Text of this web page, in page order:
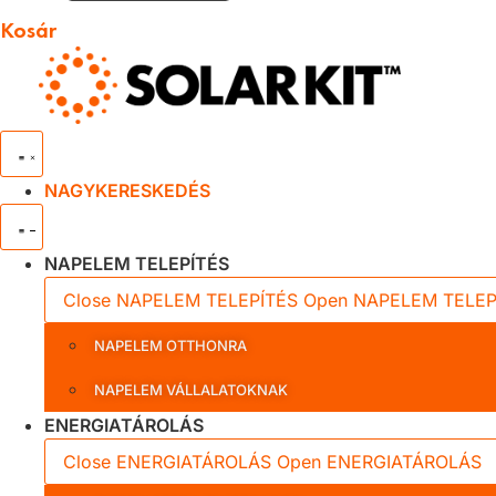
Kosár
NAGYKERESKEDÉS
NAPELEM TELEPÍTÉS
Close NAPELEM TELEPÍTÉS Open NAPELEM
NAPELEM OTTHONRA
NAPELEM VÁLLALATOKNAK
ENERGIATÁROLÁS
Close ENERGIATÁROLÁS Open ENERGIATÁROLÁS